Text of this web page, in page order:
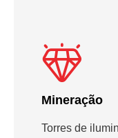
Mineração
Torres de